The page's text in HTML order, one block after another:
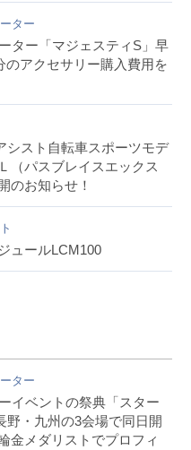
ター
ター「マジェスティS」早
のアクセサリー購入費用を
シスト自転車スポーツモデ
パスブレイスエックス
のお知らせ！
ュールLCM100
ター
イベントの祭典「スター
・九州の3会場で同日開
金メダリストでプロフィ